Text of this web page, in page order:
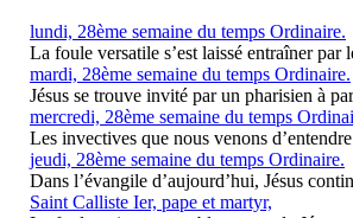
lundi, 28ème semaine du temps Ordinaire.
La foule versatile s’est laissé entraîner par
mardi, 28ème semaine du temps Ordinaire.
Jésus se trouve invité par un pharisien à
mercredi, 28ème semaine du temps
Les invectives que nous venons
jeudi, 28ème semaine du temps Ordinaire.
Dans l’évangile d’aujourd’hui, Jésus
Saint Calliste Ier, pape et martyr,